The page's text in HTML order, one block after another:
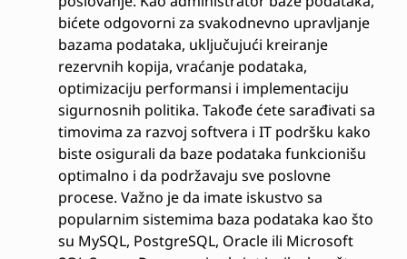
bićete odgovorni za svakodnevno upravljanje
bazama podataka, uključujući kreiranje
rezervnih kopija, vraćanje podataka,
optimizaciju performansi i implementaciju
sigurnosnih politika. Takođe ćete sarađivati sa
timovima za razvoj softvera i IT podršku kako
biste osigurali da baze podataka funkcionišu
optimalno i da podržavaju sve poslovne
procese. Važno je da imate iskustvo sa
popularnim sistemima baza podataka kao što
su MySQL, PostgreSQL, Oracle ili Microsoft